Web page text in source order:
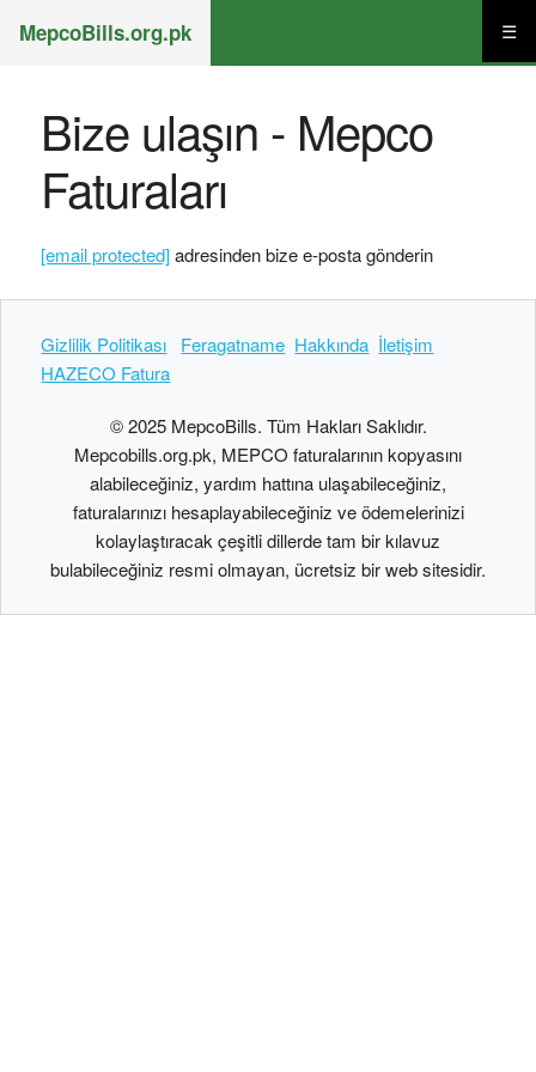
MepcoBills.org.pk ☰
Bize ulaşın - Mepco
Faturaları
[email protected]adresinden bize e-posta gönderin
Gizlilik Politikası Feragatname Hakkında İletişim
HAZECO Fatura
© 2025 MepcoBills. Tüm Hakları Saklıdır.
Mepcobills.org.pk, MEPCO faturalarının kopyasını
alabileceğiniz, yardım hattına ulaşabileceğiniz,
faturalarınızı hesaplayabileceğiniz ve ödemelerinizi
kolaylaştıracak çeşitli dillerde tam bir kılavuz
bulabileceğiniz resmi olmayan, ücretsiz bir web sitesidir.